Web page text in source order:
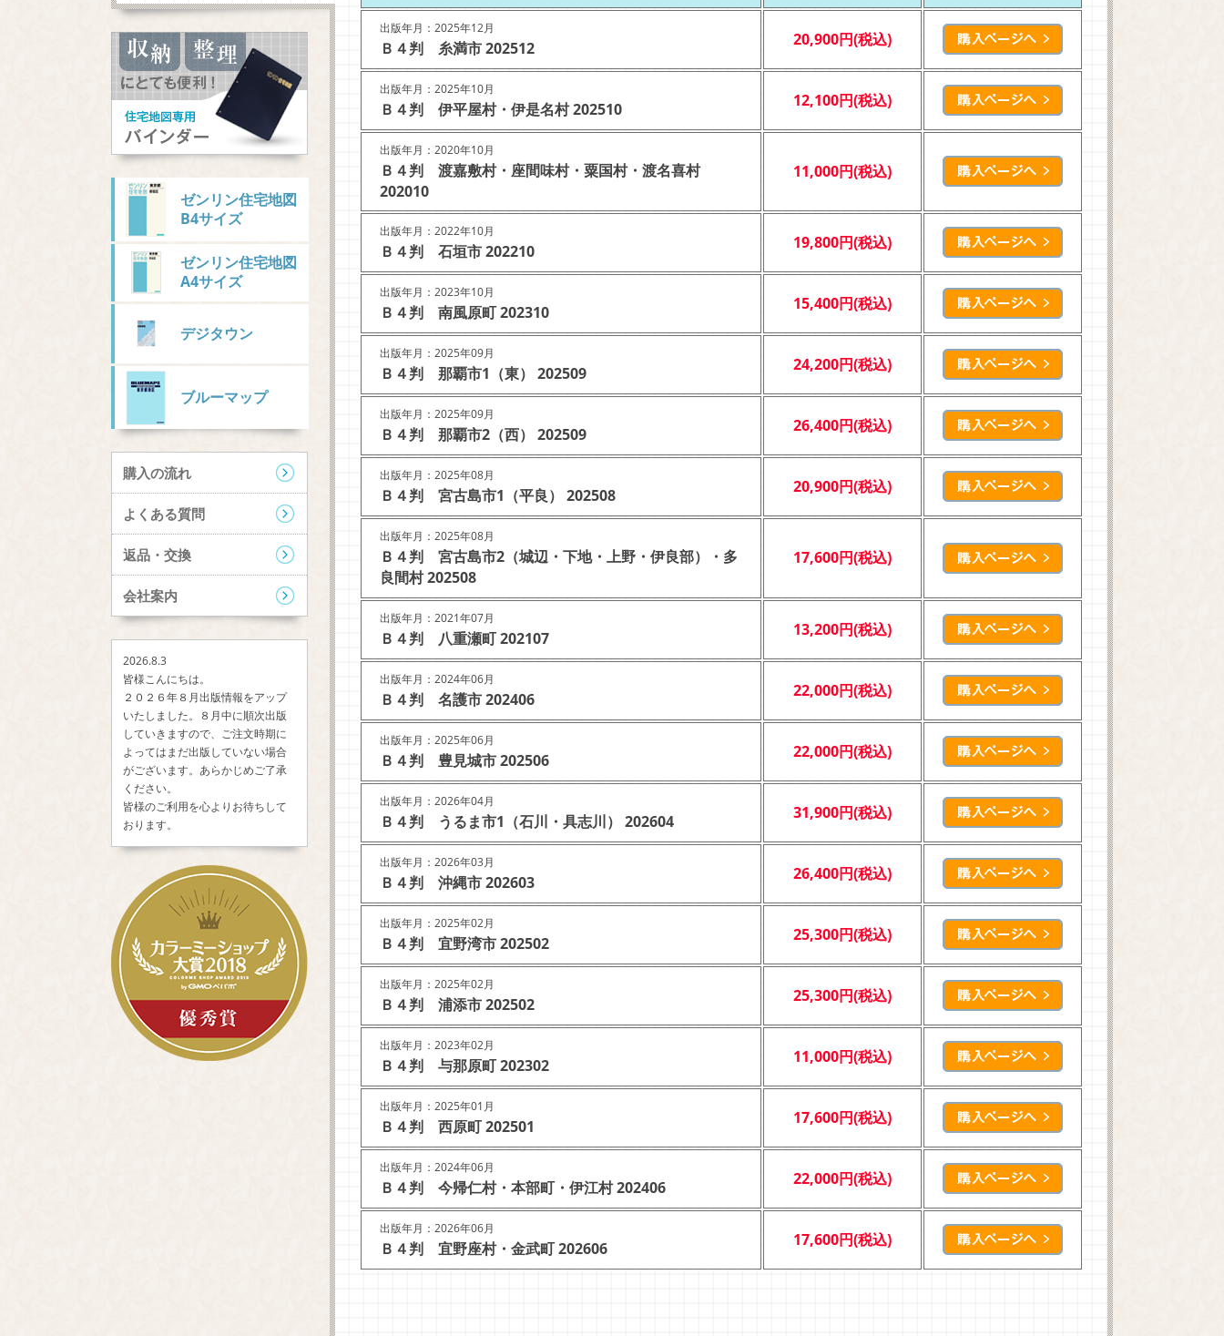
ゼンリン住宅地図
B4サイズ
ゼンリン住宅地図
A4サイズ
デジタウン
ブルーマップ
購入の流れ
よくある質問
返品・交換
会社案内
2026.8.3
皆様こんにちは。
２０２６年８月出版情報をアップ
いたしました。８月中に順次出版
していきますので、ご注文時期に
よってはまだ出版していない場合
がございます。あらかじめご了承
ください。
皆様のご利用を心よりお待ちして
おります。
出版年月：2025年12月
Ｂ４判 糸満市 202512 20,900円(税込)
出版年月：2025年10月
Ｂ４判 伊平屋村・伊是名村 202510 12,100円(税込)
出版年月：2020年10月
Ｂ４判 渡嘉敷村・座間味村・粟国村・渡名喜村
202010
11,000円(税込)
出版年月：2022年10月
Ｂ４判 石垣市 202210 19,800円(税込)
出版年月：2023年10月
Ｂ４判 南風原町 202310 15,400円(税込)
出版年月：2025年09月
Ｂ４判 那覇市1（東） 202509 24,200円(税込)
出版年月：2025年09月
Ｂ４判 那覇市2（西） 202509 26,400円(税込)
出版年月：2025年08月
Ｂ４判 宮古島市1（平良） 202508 20,900円(税込)
出版年月：2025年08月
Ｂ４判 宮古島市2（城辺・下地・上野・伊良部）・多
良間村 202508
17,600円(税込)
出版年月：2021年07月
Ｂ４判 八重瀬町 202107 13,200円(税込)
出版年月：2024年06月
Ｂ４判 名護市 202406 22,000円(税込)
出版年月：2025年06月
Ｂ４判 豊見城市 202506 22,000円(税込)
出版年月：2026年04月
Ｂ４判 うるま市1（石川・具志川） 202604 31,900円(税込)
出版年月：2026年03月
Ｂ４判 沖縄市 202603 26,400円(税込)
出版年月：2025年02月
Ｂ４判 宜野湾市 202502 25,300円(税込)
出版年月：2025年02月
Ｂ４判 浦添市 202502 25,300円(税込)
出版年月：2023年02月
Ｂ４判 与那原町 202302 11,000円(税込)
出版年月：2025年01月
Ｂ４判 西原町 202501 17,600円(税込)
出版年月：2024年06月
Ｂ４判 今帰仁村・本部町・伊江村 202406 22,000円(税込)
出版年月：2026年06月
Ｂ４判 宜野座村・金武町 202606 17,600円(税込)